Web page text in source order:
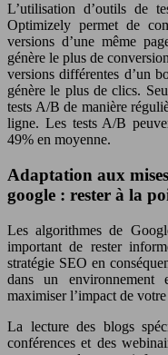
L’utilisation d’outils de
Optimizely permet de
versions d’une même
génère le plus de
versions différentes d’un
génère le plus de clics.
tests A/B de manière
ligne. Les tests A/B
49% en moyenne.
Adaptation aux
google : rester à la
Les algorithmes de
important de rester
stratégie SEO en
dans un environnement
maximiser l’impact de
La lecture des blogs
conférences et des